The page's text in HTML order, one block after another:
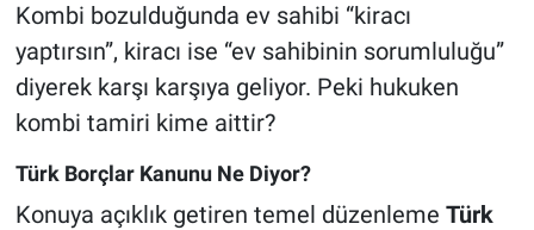
Kombi bozulduğunda ev sahibi “kiracı
yaptırsın”, kiracı ise “ev sahibinin sorumluluğu”
diyerek karşı karşıya geliyor. Peki hukuken
kombi tamiri kime aittir?
Türk Borçlar Kanunu Ne Diyor?
Konuya açıklık getiren temel düzenleme Türk